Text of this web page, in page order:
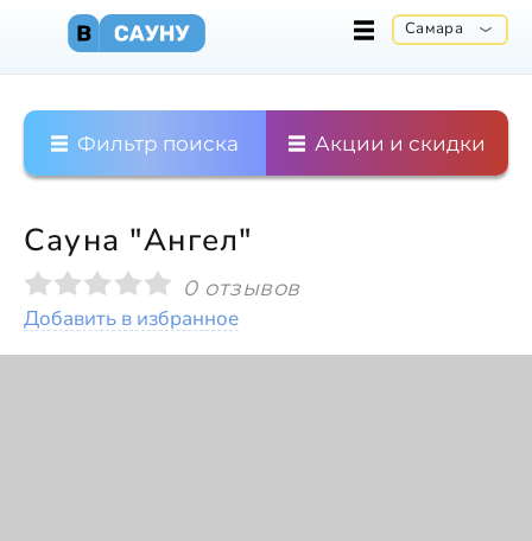
Самара
Фильтр поиска Акции и скидки
Сауна "Ангел"
0 отзывов
Добавить в избранное